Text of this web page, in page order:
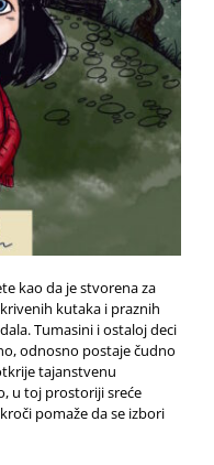
kao da je stvorena za
kutaka i praznih
Tumasini i ostaloj deci
odnosno postaje čudno
tajanstvenu
u toj prostoriji sreće
pomaže da se izbori